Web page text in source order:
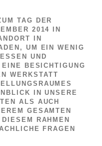
TAG DER
2014 IN
IN
UM EIN WENIG
UND
BESICHTIGUNG
WERKSTATT S
B
IN UNSERE T
ALS AUCH E
GESAMTEN L
RAHMEN S
FRAGEN Z